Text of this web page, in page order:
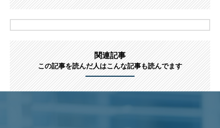
関連記事
この記事を読んだ人はこんな記事も読んでます